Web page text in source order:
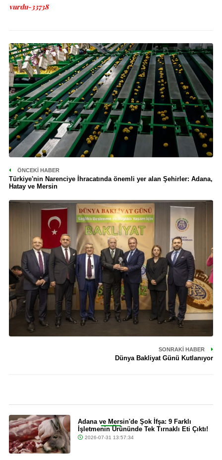
vurdu-33738
ÖNCEKI HABER
Türkiye'nin Narenciye İhracatında önemli yer alan Şehirler: Adana,
Hatay ve Mersin
SONRAKI HABER
Dünya Bakliyat Günü Kutlanıyor
Adana ve Mersin'de Şok İfşa: 9 Farklı
İşletmenin Ürününde Tek Tırnaklı Eti Çıktı!
2026-07-31 13:57:34